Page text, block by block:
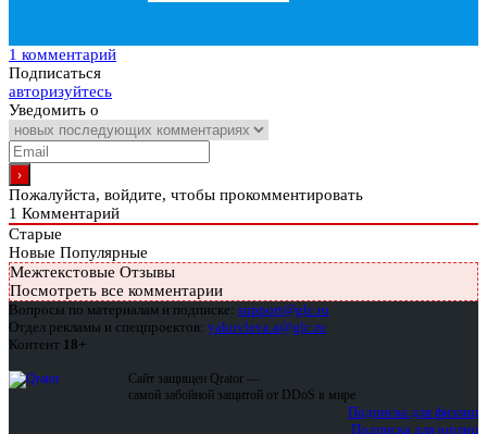
1 комментарий
Подписаться
авторизуйтесь
Уведомить о
Пожалуйста, войдите, чтобы прокомментировать
1 Комментарий
Старые
Новые Популярные
Межтекстовые Отзывы
Посмотреть все комментарии
Вопросы по материалам и подписке: support@glc.ru
Отдел рекламы и спецпроектов: yakovleva.a@glc.ru
Контент 18+
Сайт защищен Qrator —
самой забойной защитой от DDoS в мире
Подписка для физлиц
Подписка для юрлиц